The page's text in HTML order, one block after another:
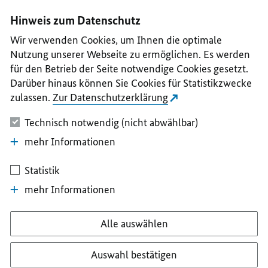
II
III
IV
V
Hinweis zum Datenschutz
Wir verwenden Cookies, um Ihnen die optimale
Nutzung unserer Webseite zu ermöglichen. Es werden
für den Betrieb der Seite notwendige Cookies gesetzt.
Darüber hinaus können Sie Cookies für Statistikzwecke
zulassen. Zur Datenschutzerklärung
Technisch notwendig (nicht abwählbar)
mehr Informationen
Statistik
mehr Informationen
Alle auswählen
Auswahl bestätigen